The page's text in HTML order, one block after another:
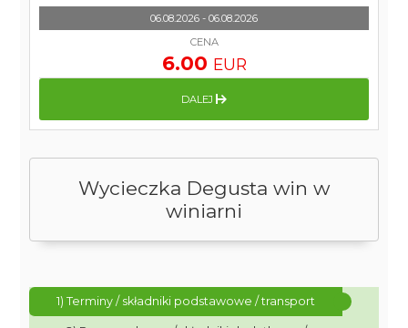
Wycieczka Degusta win w
winiarni
1) Terminy / składniki podstawowe / transport
06.08.2026 - 06.08.2026
CENA
6.00 EUR
DALEJ